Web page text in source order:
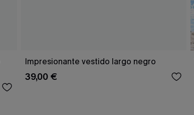
Impresionante vestido largo negro
39,00 €